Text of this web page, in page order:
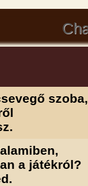
szoba,
a játékról?